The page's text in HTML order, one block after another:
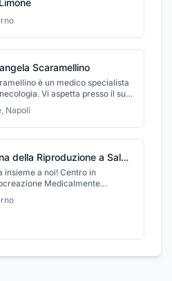
Per informazioni e
al numero 081 19579682 o
Scaramellino
è un medico specialista
Vi aspetta presso il suo
in provincia di Napoli. La
mette a disposizione la
ed esperienza, seguendo
e sensibilità ciascuna
esami diagnostici, come le
test ed esami citologici. Lo
Roma ed è gradito
, Napoli
G.E.A. Medicina della Riproduzione a Salerno del Dott. Mario Cirmeni
insieme a noi! Centro in
Medicalmente
tecniche Fecondazione